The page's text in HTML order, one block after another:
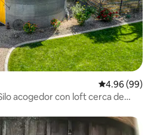
Calificación
4.96 (99)
acogedor con loft cerca de